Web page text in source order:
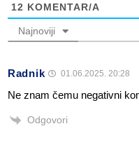
12 KOMENTAR/A
Najnoviji
Radnik 01.06.2025. 20:28
Ne znam čemu negativni
Odgovori